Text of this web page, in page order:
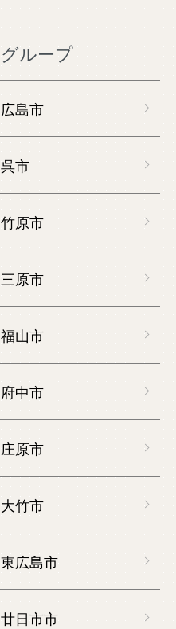
グループ
広島市
呉市
竹原市
三原市
福山市
府中市
庄原市
大竹市
東広島市
廿日市市